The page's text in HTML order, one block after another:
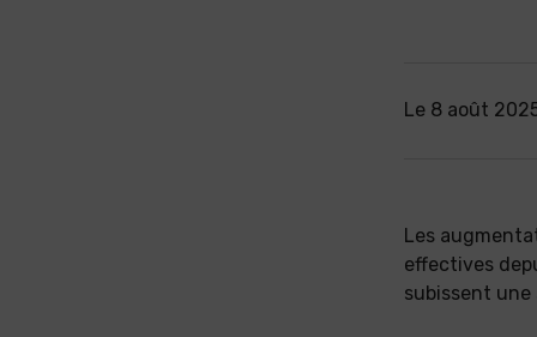
Le 8 août
Les
effectives
subissent